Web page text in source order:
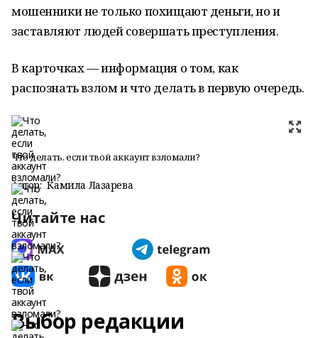
мошенники не только похищают деньги, но и
заставляют людей совершать преступления.
В карточках — информация о том, как
распознать взлом и что делать в первую очередь.
Что делать, если твой аккаунт взломали?
Автор: Камила Лазарева
Читайте нас
Выбор редакции